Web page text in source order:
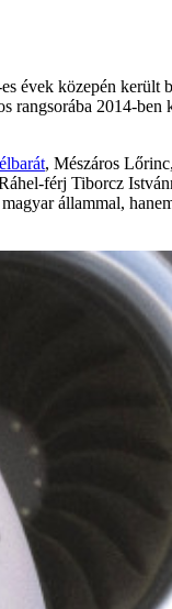
évek közepén került
rangsorába 2014-ben
, Mészáros
férj Tiborcz
állammal,